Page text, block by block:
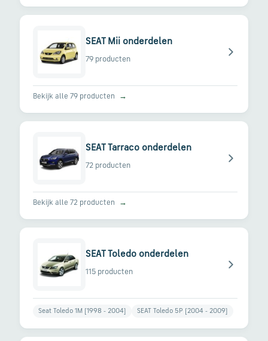
SEAT Mii onderdelen
79 producten
Bekijk alle 79 producten →
SEAT Tarraco onderdelen
72 producten
Bekijk alle 72 producten →
SEAT Toledo onderdelen
115 producten
Seat Toledo 1M [1998 - 2004] SEAT Toledo 5P [2004 - 2009]